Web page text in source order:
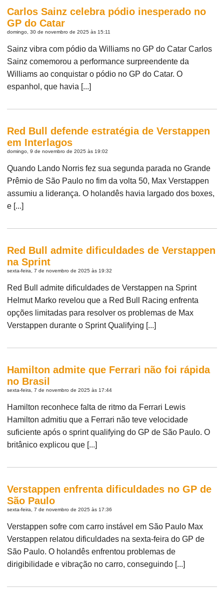
Carlos Sainz celebra pódio inesperado no
GP do Catar
domingo, 30 de novembro de 2025 às 15:11
Sainz vibra com pódio da Williams no GP do Catar Carlos
Sainz comemorou a performance surpreendente da
Williams ao conquistar o pódio no GP do Catar. O
espanhol, que havia [...]
Red Bull defende estratégia de Verstappen
em Interlagos
domingo, 9 de novembro de 2025 às 19:02
Quando Lando Norris fez sua segunda parada no Grande
Prêmio de São Paulo no fim da volta 50, Max Verstappen
assumiu a liderança. O holandês havia largado dos boxes,
e [...]
Red Bull admite dificuldades de Verstappen
na Sprint
sexta-feira, 7 de novembro de 2025 às 19:32
Red Bull admite dificuldades de Verstappen na Sprint
Helmut Marko revelou que a Red Bull Racing enfrenta
opções limitadas para resolver os problemas de Max
Verstappen durante o Sprint Qualifying [...]
Hamilton admite que Ferrari não foi rápida
no Brasil
sexta-feira, 7 de novembro de 2025 às 17:44
Hamilton reconhece falta de ritmo da Ferrari Lewis
Hamilton admitiu que a Ferrari não teve velocidade
suficiente após o sprint qualifying do GP de São Paulo. O
britânico explicou que [...]
Verstappen enfrenta dificuldades no GP de
São Paulo
sexta-feira, 7 de novembro de 2025 às 17:36
Verstappen sofre com carro instável em São Paulo Max
Verstappen relatou dificuldades na sexta-feira do GP de
São Paulo. O holandês enfrentou problemas de
dirigibilidade e vibração no carro, conseguindo [...]